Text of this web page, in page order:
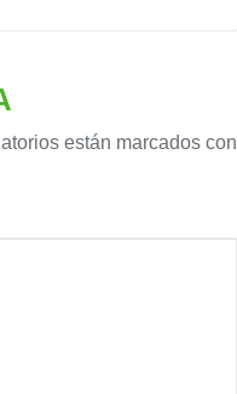
están marcados con